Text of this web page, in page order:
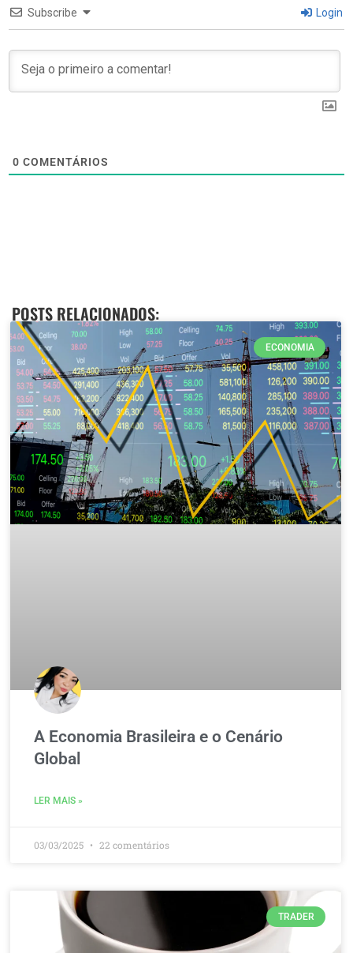
Subscribe Login
0 COMENTÁRIOS
POSTS RELACIONADOS:
ECONOMIA
A Economia Brasileira e o Cenário
Global
LER MAIS »
03/03/2025 22 comentários
TRADER